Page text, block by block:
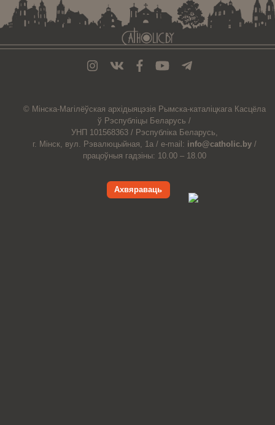
© Мiнска-Магiлёўская архiдыяцэзiя Рымска-каталіцкага Касцёла
ў Рэспубліцы Беларусь /
УНП 101568363 / Рэспубліка Беларусь,
г. Мінск, вул. Рэвалюцыйная, 1а / e-mail: info@catholic.by /
працоўныя гадзіны: 10.00 – 18.00
Ахвяраваць